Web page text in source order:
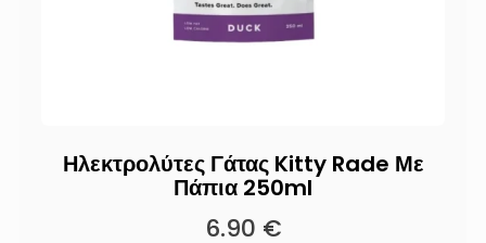
Ηλεκτρολύτες Γάτας Kitty Rade Με
Πάπια 250ml
6.90 €